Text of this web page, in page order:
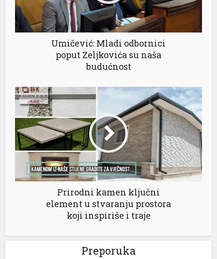
Umičević: Mladi odbornici
poput Zeljkovića su naša
budućnost
Prirodni kamen ključni
element u stvaranju prostora
koji inspiriše i traje
Preporuka